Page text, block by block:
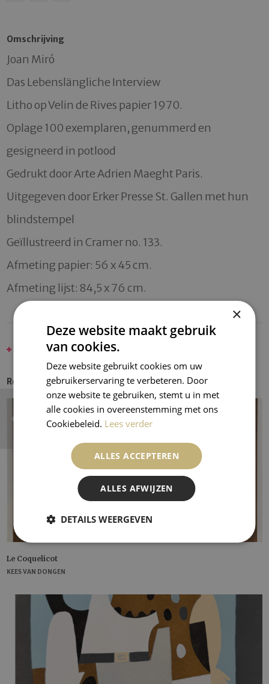
Omschrijving
Joan Miró
Das Lebenslängliche Interview
Litho op Velin de Rives papier 1970.
Oplage 100 exemplaren, genummerd en
gesigneerd in potlood
Gedrukt door Arte Adrien Maeght Paris.
Uitgegeven door Erker Presse St. Gallen met hun
blindstempel
Geïllustreerd in Cramer no. 133.
Afmeting papier: 56 x 45 cm.
Afmeting lijst: 84,5 x 76 cm.
MIRÓ, JOAN
Recent Entries
Le Coquelicot
KEES VAN DONGEN
×
Deze website maakt gebruik
van cookies.
Deze website gebruikt cookies om uw
gebruikerservaring te verbeteren. Door
onze website te gebruiken, stemt u in met
alle cookies in overeenstemming met ons
Cookiebeleid. Lees verder
ALLES ACCEPTEREN
ALLES AFWIJZEN
DETAILS WEERGEVEN